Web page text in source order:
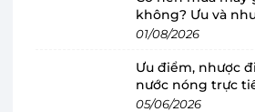
không? Ưu và
01/08/2026
Ưu điểm, nhược
nước nóng trực
05/06/2026